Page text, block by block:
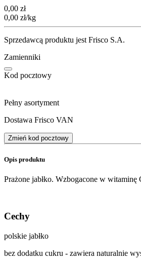
Cena
0,00 zł
0,00 zł/kg
Sprzedawcą produktu jest Frisco S.A.
Zamienniki
Kod pocztowy
Pełny asortyment
Dostawa Frisco VAN
Zmień kod pocztowy
Opis produktu
Prażone jabłko. Wzbogacone w witaminę
Cechy
polskie jabłko
bez dodatku cukru - zawiera naturalnie